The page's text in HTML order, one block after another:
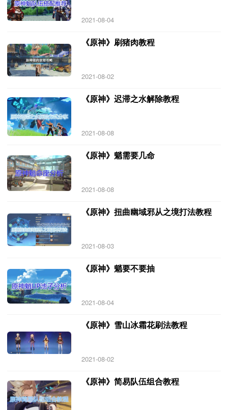
2021-08-04
《原神》刷猪肉教程
2021-08-02
《原神》迟滞之水解除教程
2021-08-08
《原神》魈需要几命
2021-08-08
《原神》扭曲幽域邪从之境打法教程
2021-08-03
《原神》魈要不要抽
2021-08-04
《原神》雪山冰霜花刷法教程
2021-08-02
《原神》简易队伍组合教程